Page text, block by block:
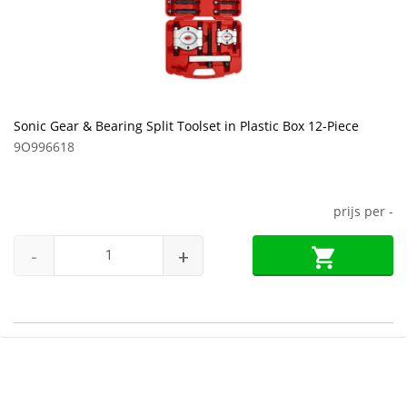
Sonic Gear & Bearing Split Toolset in Plastic Box 12-Piece
9O996618
prijs per -
- +